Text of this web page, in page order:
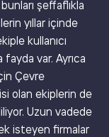
şeffaflıkla
yıllar içinde
kullanıcı
var. Ayrıca
Çevre
olan ekiplerin de
Uzun vadede
isteyen firmalar